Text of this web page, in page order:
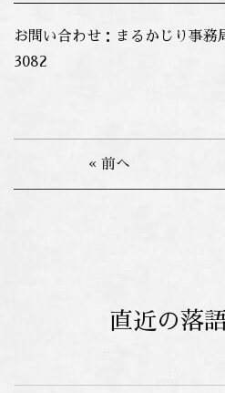
お問い合わせ：まるかじり事
3082
« 前へ
直近の落